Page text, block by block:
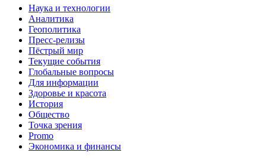
Наука и технологии
Аналитика
Геополитика
Пресс-релизы
Пёстрый мир
Текущие события
Глобальные вопросы
Для информации
Здоровье и красота
История
Общество
Точка зрения
Promo
Экономика и финансы